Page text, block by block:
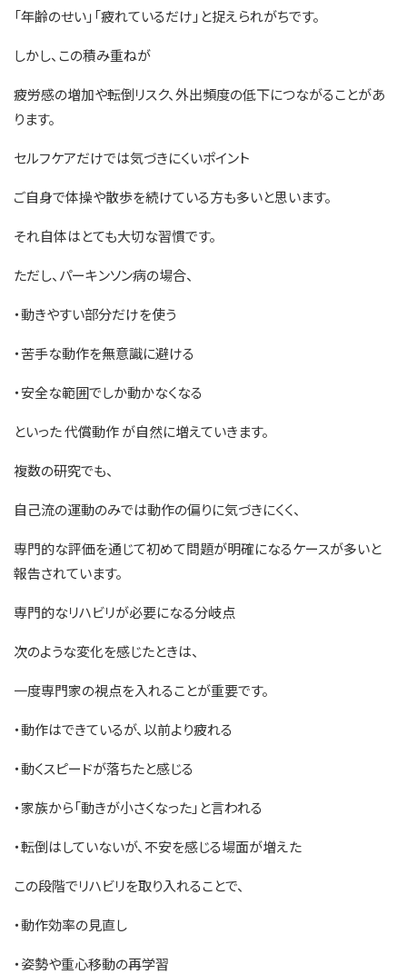
「年齢のせい」「疲れているだけ」と捉えられがちです。
しかし、この積み重ねが
疲労感の増加や転倒リスク、外出頻度の低下につながることがあ
ります。
セルフケアだけでは気づきにくいポイント
ご自身で体操や散歩を続けている方も多いと思います。
それ自体はとても大切な習慣です。
ただし、パーキンソン病の場合、
・動きやすい部分だけを使う
・苦手な動作を無意識に避ける
・安全な範囲でしか動かなくなる
といった 代償動作 が自然に増えていきます。
複数の研究でも、
自己流の運動のみでは動作の偏りに気づきにくく、
専門的な評価を通じて初めて問題が明確になるケースが多いと
報告されています。
専門的なリハビリが必要になる分岐点
次のような変化を感じたときは、
一度専門家の視点を入れることが重要です。
・動作はできているが、以前より疲れる
・動くスピードが落ちたと感じる
・家族から「動きが小さくなった」と言われる
・転倒はしていないが、不安を感じる場面が増えた
この段階でリハビリを取り入れることで、
・動作効率の見直し
・姿勢や重心移動の再学習